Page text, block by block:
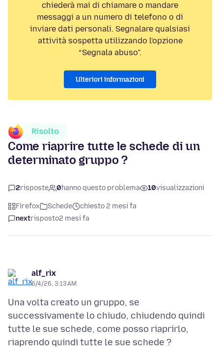
chiederà mai di chiamare o mandare
messaggi a un numero di telefono o di
inviare dati personali. Segnalare qualsiasi
attività sospetta utilizzando l'opzione
“Segnala abuso”.
Ulteriori informazioni
Risolto
Come riaprire tutte le schede di un
determinato gruppo ?
2risposte 0hanno questo problema 10visualizzazioni
Firefox Schede
chiesto 2 mesi fa
nextrisposto2 mesi fa
alf_rix
6/4/26, 3:13 AM
Una volta creato un gruppo, se
successivamente lo chiudo, chiudendo quindi
tutte le sue schede, come posso riaprirlo,